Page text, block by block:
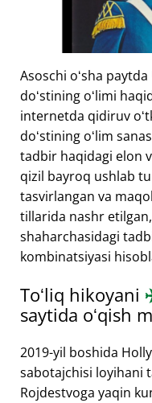
Asoschi oʻsha
doʻstining oʻlimi
internetda qidiruv
doʻstining oʻlim
tadbir haqidagi elon
qizil bayroq ushlab
tasvirlangan va
tillarida nashr
shaharchasidagi
kombinatsiyasi
Toʻliq hikoyani
saytida oʻqish
2019-yil boshida
sabotajchisi loyihani
Rojdestvoga yaqin